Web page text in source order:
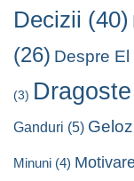
Decizii (40)
(26) Despre El
(3) Dragoste
Ganduri (5)
Minuni (4)